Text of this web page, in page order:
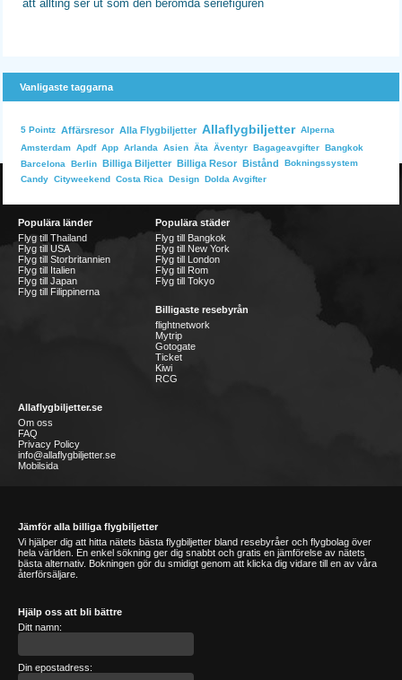
att allting ser ut som den berömda seriefiguren
Vanligaste taggarna
5 Pointz Affärsresor Alla Flygbiljetter Allaflygbiljetter Alperna
Amsterdam Apdf App Arlanda Asien Äta Äventyr Bagageavgifter Bangkok
Barcelona
Berlin Billiga Biljetter Billiga Resor Bistånd
Bokningssystem
Candy Cityweekend Costa Rica Design Dolda Avgifter
Populära länder
Flyg till Thailand
Flyg till USA
Flyg till Storbritannien
Flyg till Italien
Flyg till Japan
Flyg till Filippinerna
Populära städer
Flyg till Bangkok
Flyg till New York
Flyg till London
Flyg till Rom
Flyg till Tokyo
Billigaste resebyrån
flightnetwork
Mytrip
Gotogate
Ticket
Kiwi
RCG
Allaflygbiljetter.se
Om oss
FAQ
Privacy Policy
info@allaflygbiljetter.se
Mobilsida
Jämför alla billiga flygbiljetter
Vi hjälper dig att hitta nätets bästa flygbiljetter bland resebyråer och flygbolag över
hela världen. En enkel sökning ger dig snabbt och gratis en jämförelse av nätets
bästa alternativ. Bokningen gör du smidigt genom att klicka dig vidare till en av våra
återförsäljare.
Hjälp oss att bli bättre
Ditt namn:
Din epostadress: